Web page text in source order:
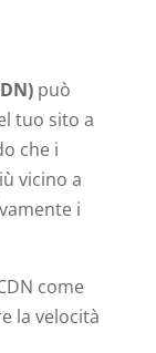
può
tuo sito a
che i
vicino a
i
come
la velocità